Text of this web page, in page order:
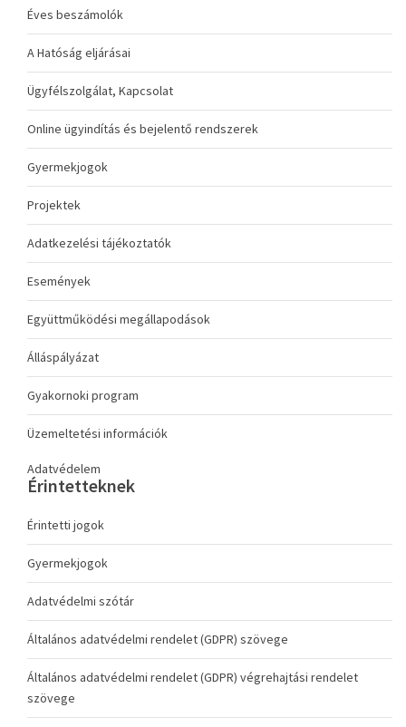
Éves beszámolók
A Hatóság eljárásai
Ügyfélszolgálat, Kapcsolat
Online ügyindítás és bejelentő rendszerek
Gyermekjogok
Projektek
Adatkezelési tájékoztatók
Események
Együttműködési megállapodások
Álláspályázat
Gyakornoki program
Üzemeltetési információk
Adatvédelem
Érintetteknek
Érintetti jogok
Gyermekjogok
Adatvédelmi szótár
Általános adatvédelmi rendelet (GDPR) szövege
Általános adatvédelmi rendelet (GDPR) végrehajtási rendelet
szövege